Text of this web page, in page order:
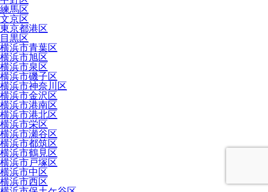
練馬区
文京区
東京都港区
目黒区
横浜市青葉区
横浜市旭区
横浜市泉区
横浜市磯子区
横浜市神奈川区
横浜市金沢区
横浜市港南区
横浜市港北区
横浜市栄区
横浜市瀬谷区
横浜市都筑区
横浜市鶴見区
横浜市戸塚区
横浜市中区
横浜市西区